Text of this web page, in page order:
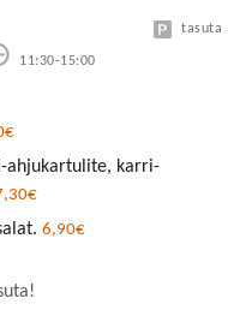
11:30-15:00
tasuta
ahjukartulite, karri-
6,90€